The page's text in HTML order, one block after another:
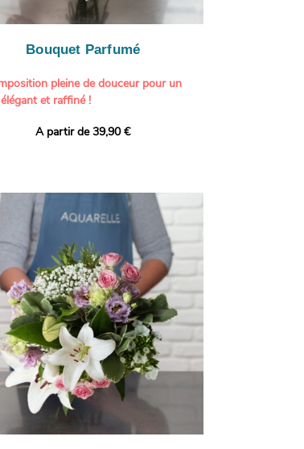
Bouquet Parfumé
pleine de douceur pour un
et raffiné !
bouquet délicat et généreux, imaginé
une touche de pureté et de
tandis que les giroflées dévoilent
délicat et une allure naturellement
Le gypsophile, léger et aérien, vient
l’ensemble de douceur, pendant que
ajoutent une note d’élégance et de
à cette harmonie florale.
tige a été sélectionnée avec soin pour
un bouquet lumineux, plein de
de délicatesse. Avec son bel équilibre
finesse et parfum, cette création
idéale pour célébrer les plus beaux
de vie avec grâce et émotion.
A partir de 39,90 €